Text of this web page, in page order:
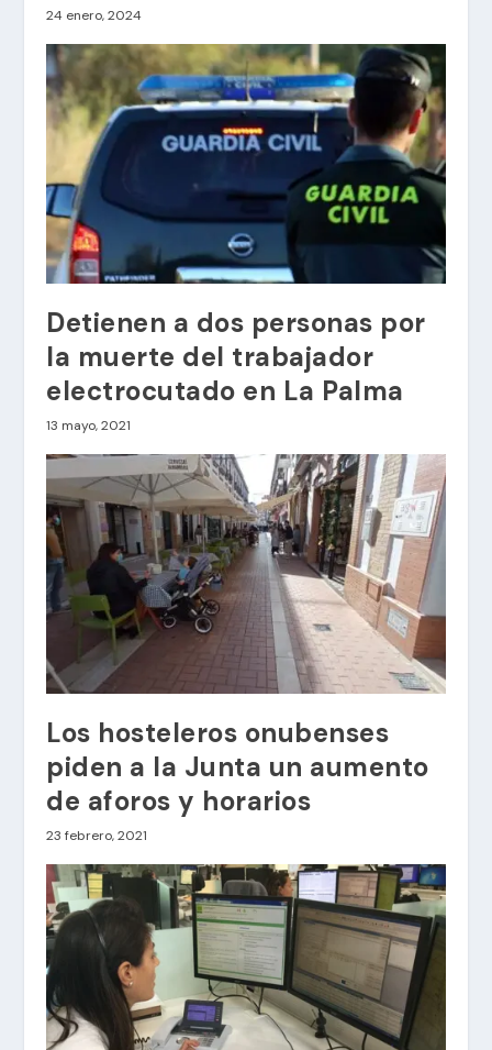
24 enero, 2024
Detienen a dos personas por
la muerte del trabajador
electrocutado en La Palma
13 mayo, 2021
Los hosteleros onubenses
piden a la Junta un aumento
de aforos y horarios
23 febrero, 2021